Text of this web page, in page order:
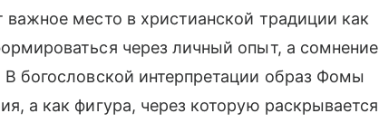
место в христианской традиции как
через личный опыт, а сомнение
В богословской интерпретации образ Фомы
а как фигура, через которую раскрывается